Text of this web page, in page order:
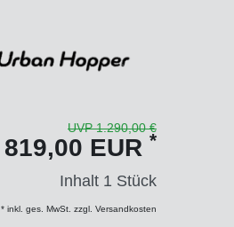
UVP 1.290,00 €
819,00 EUR *
Inhalt 1 Stück
* inkl. ges. MwSt. zzgl. Versandkosten